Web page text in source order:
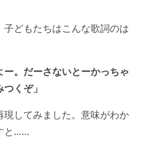
どもたちはこんな歌詞のは
ー。だーさないとーかっちゃ
くぞ」
してみました。意味がわか
と……